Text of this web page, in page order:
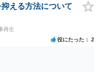
てください。 ①●月●日受任
る。報告書作成しはじめる
産申立て など教えてくれる
きている場合の例示なの
わります。）
える方法について
再生
役にたった 2